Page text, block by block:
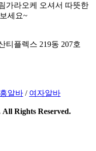
가라오케 오셔서 따뜻한
세요~
티플렉스 219동 207호
알바 / 여자알바
Rights Reserved.